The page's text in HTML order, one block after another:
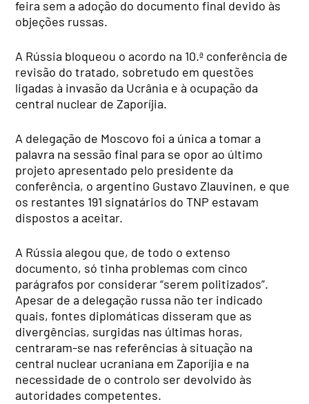
feira sem a adoção do documento final devido às
objeções russas.
A Rússia bloqueou o acordo na 10.ª conferência de
revisão do tratado, sobretudo em questões
ligadas à invasão da Ucrânia e à ocupação da
central nuclear de Zaporíjia.
A delegação de Moscovo foi a única a tomar a
palavra na sessão final para se opor ao último
projeto apresentado pelo presidente da
conferência, o argentino Gustavo Zlauvinen, e que
os restantes 191 signatários do TNP estavam
dispostos a aceitar.
A Rússia alegou que, de todo o extenso
documento, só tinha problemas com cinco
parágrafos por considerar “serem politizados”.
Apesar de a delegação russa não ter indicado
quais, fontes diplomáticas disseram que as
divergências, surgidas nas últimas horas,
centraram-se nas referências à situação na
central nuclear ucraniana em Zaporíjia e na
necessidade de o controlo ser devolvido às
autoridades competentes.